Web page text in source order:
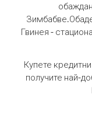
Зимбабве.
Гвинея -
Купете
получите най-